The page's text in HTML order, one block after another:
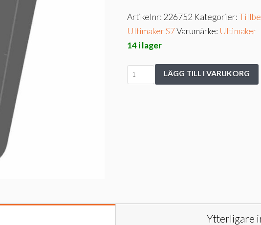
Artikelnr: 226752 Kategorier:
Ultimaker S7Varumärke: Ultimaker
14 i lager
Boxed
Filter
LÄGG TILL I VARUKORG
Ytterligare